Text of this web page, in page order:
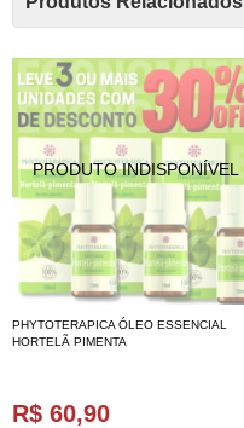
PHYTOTERAPICA ÓLEO ESSENCIAL
HORTELÃ PIMENTA
R$ 60,90